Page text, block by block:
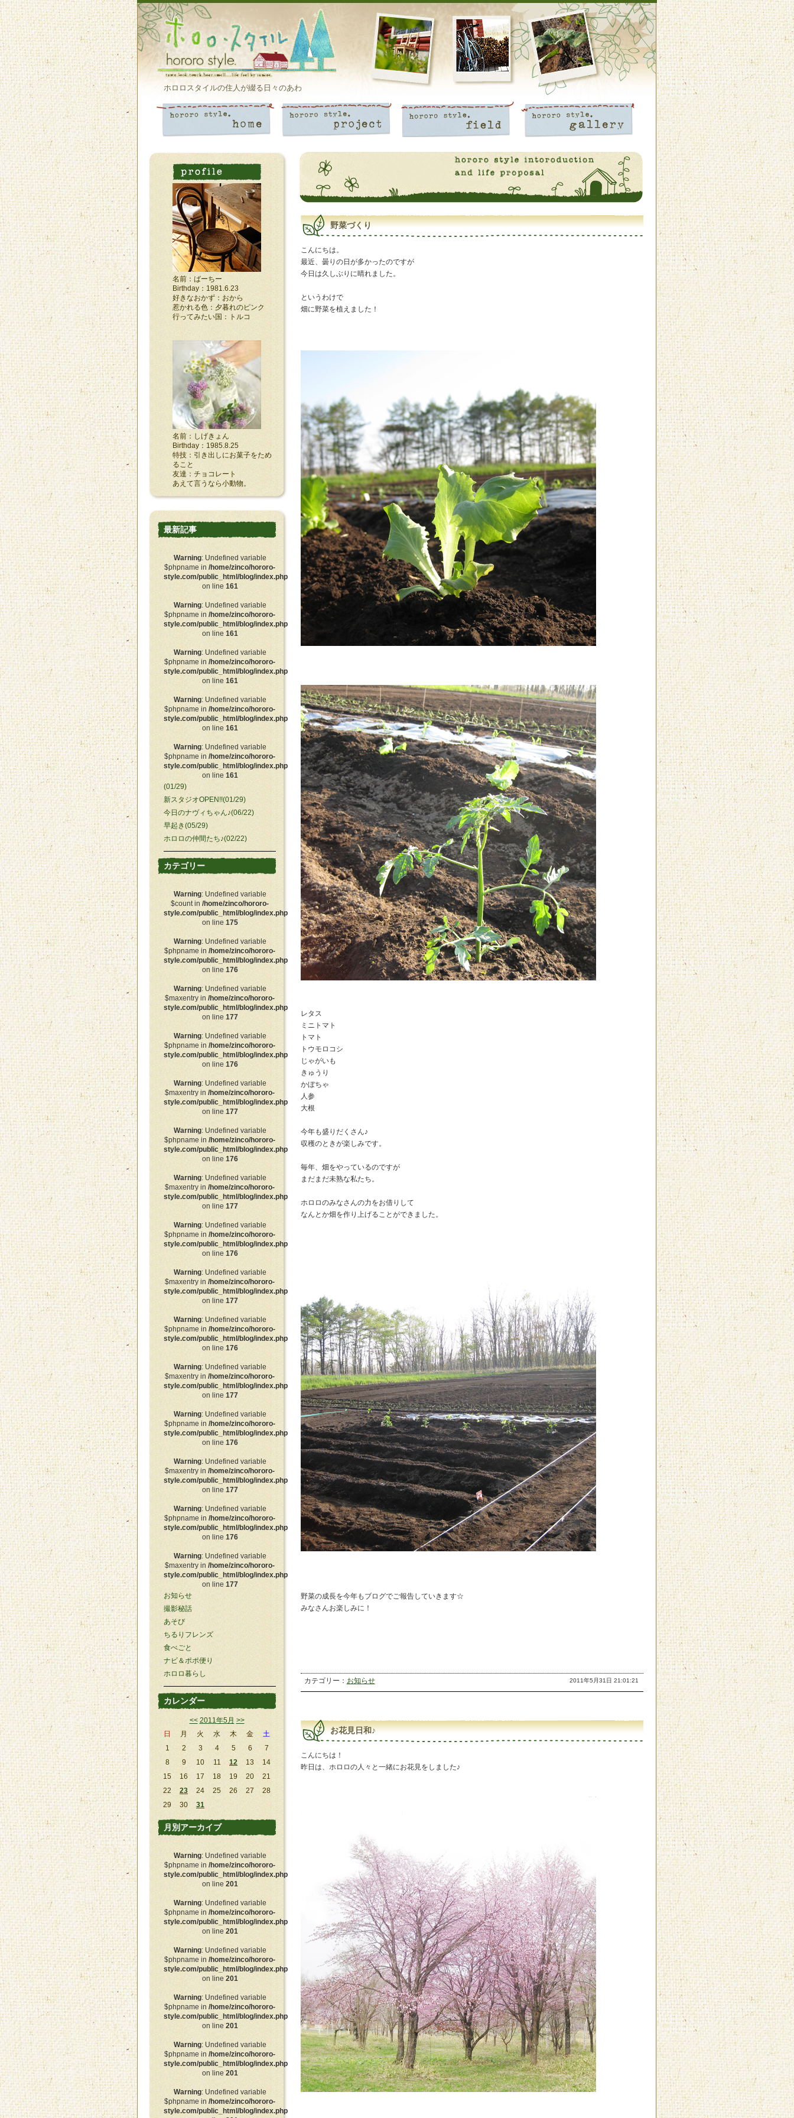
ホロロスタイルの住人が綴る日々のあわ
名前：ばーちー
Birthday：1981.6.23
好きなおかず：おから
惹かれる色：夕暮れのピンク
行ってみたい国：トルコ
名前：しげきょん
Birthday：1985.8.25
特技：引き出しにお菓子をため
ること
友達：チョコレート
あえて言うなら小動物。
最新記事
Warning: Undefined variable
$phpname in /home/zinco/hororo-
style.com/public_html/blog/index.php
on line 161
Warning: Undefined variable
$phpname in /home/zinco/hororo-
style.com/public_html/blog/index.php
on line 161
Warning: Undefined variable
$phpname in /home/zinco/hororo-
style.com/public_html/blog/index.php
on line 161
Warning: Undefined variable
$phpname in /home/zinco/hororo-
style.com/public_html/blog/index.php
on line 161
Warning: Undefined variable
$phpname in /home/zinco/hororo-
style.com/public_html/blog/index.php
on line 161
(01/29)
新スタジオOPEN!!(01/29)
今日のナヴィちゃん♪(06/22)
早起き(05/29)
ホロロの仲間たち♪(02/22)
カテゴリー
Warning: Undefined variable
$count in /home/zinco/hororo-
style.com/public_html/blog/index.php
on line 175
Warning: Undefined variable
$phpname in /home/zinco/hororo-
style.com/public_html/blog/index.php
on line 176
Warning: Undefined variable
$maxentry in /home/zinco/hororo-
style.com/public_html/blog/index.php
on line 177
Warning: Undefined variable
$phpname in /home/zinco/hororo-
style.com/public_html/blog/index.php
on line 176
Warning: Undefined variable
$maxentry in /home/zinco/hororo-
style.com/public_html/blog/index.php
on line 177
Warning: Undefined variable
$phpname in /home/zinco/hororo-
style.com/public_html/blog/index.php
on line 176
Warning: Undefined variable
$maxentry in /home/zinco/hororo-
style.com/public_html/blog/index.php
on line 177
Warning: Undefined variable
$phpname in /home/zinco/hororo-
style.com/public_html/blog/index.php
on line 176
Warning: Undefined variable
$maxentry in /home/zinco/hororo-
style.com/public_html/blog/index.php
on line 177
Warning: Undefined variable
$phpname in /home/zinco/hororo-
style.com/public_html/blog/index.php
on line 176
Warning: Undefined variable
$maxentry in /home/zinco/hororo-
style.com/public_html/blog/index.php
on line 177
Warning: Undefined variable
$phpname in /home/zinco/hororo-
style.com/public_html/blog/index.php
on line 176
Warning: Undefined variable
$maxentry in /home/zinco/hororo-
style.com/public_html/blog/index.php
on line 177
Warning: Undefined variable
$phpname in /home/zinco/hororo-
style.com/public_html/blog/index.php
on line 176
Warning: Undefined variable
$maxentry in /home/zinco/hororo-
style.com/public_html/blog/index.php
on line 177
お知らせ
撮影秘話
あそび
ちるりフレンズ
食べごと
ナビ＆ポポ便り
ホロロ暮らし
カレンダー
<< 2011年5月 >>
日
月 火 水 木 金
土
1
2 3 4 5 6
7
8
9 10 11 12 13
14
15
16 17 18 19 20
21
22
23 24 25 26 27
28
29
30 31
月別アーカイブ
Warning: Undefined variable
$phpname in /home/zinco/hororo-
style.com/public_html/blog/index.php
on line 201
Warning: Undefined variable
$phpname in /home/zinco/hororo-
style.com/public_html/blog/index.php
on line 201
Warning: Undefined variable
$phpname in /home/zinco/hororo-
style.com/public_html/blog/index.php
on line 201
Warning: Undefined variable
$phpname in /home/zinco/hororo-
style.com/public_html/blog/index.php
on line 201
Warning: Undefined variable
$phpname in /home/zinco/hororo-
style.com/public_html/blog/index.php
on line 201
Warning: Undefined variable
$phpname in /home/zinco/hororo-
style.com/public_html/blog/index.php
野菜づくり
こんにちは。
最近、曇りの日が多かったのですが
今日は久しぶりに晴れました。
というわけで
畑に野菜を植えました！
レタス
ミニトマト
トマト
トウモロコシ
じゃがいも
きゅうり
かぼちゃ
人参
大根
今年も盛りだくさん♪
収穫のときが楽しみです。
毎年、畑をやっているのですが
まだまだ未熟な私たち。
ホロロのみなさんの力をお借りして
なんとか畑を作り上げることができました。
野菜の成長を今年もブログでご報告していきます☆
みなさんお楽しみに！
カテゴリー： お知らせ 2011年5月31日 21:01:21
お花見日和♪
こんにちは！
昨日は、ホロロの人々と一緒にお花見をしました♪